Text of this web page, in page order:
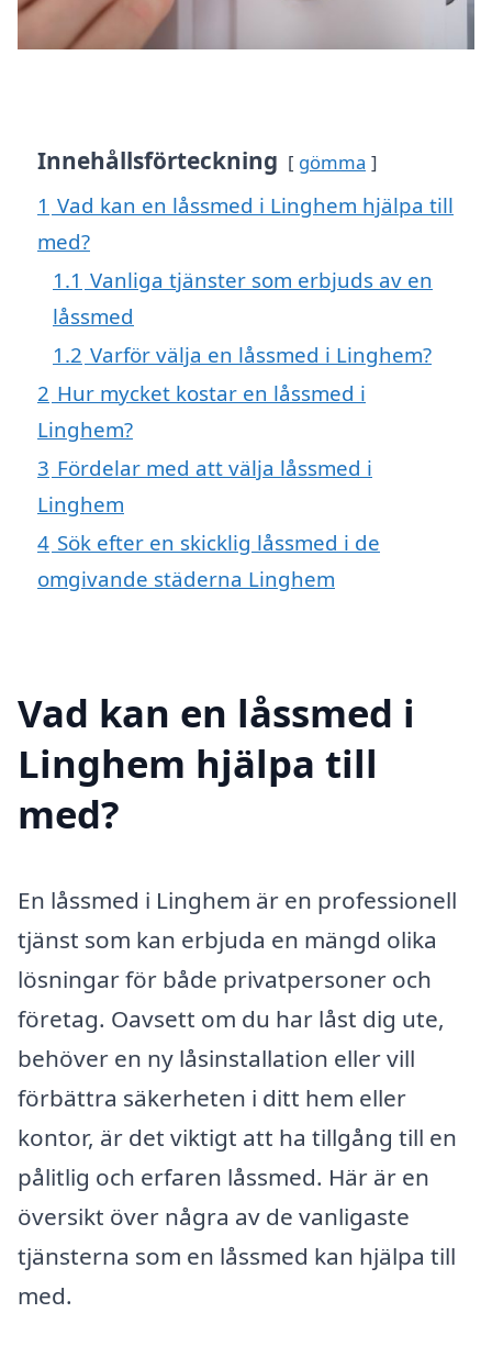
Innehållsförteckning gömma
1 Vad kan en låssmed i Linghem hjälpa till
med?
1.1 Vanliga tjänster som erbjuds av en
låssmed
1.2 Varför välja en låssmed i Linghem?
2 Hur mycket kostar en låssmed i
Linghem?
3 Fördelar med att välja låssmed i
Linghem
4 Sök efter en skicklig låssmed i de
omgivande städerna Linghem
Vad kan en låssmed i
Linghem hjälpa till
med?
En låssmed i Linghem är en professionell
tjänst som kan erbjuda en mängd olika
lösningar för både privatpersoner och
företag. Oavsett om du har låst dig ute,
behöver en ny låsinstallation eller vill
förbättra säkerheten i ditt hem eller
kontor, är det viktigt att ha tillgång till en
pålitlig och erfaren låssmed. Här är en
översikt över några av de vanligaste
tjänsterna som en låssmed kan hjälpa till
med.